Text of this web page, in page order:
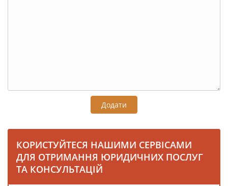
Додати
КОРИСТУЙТЕСЯ НАШИМИ СЕРВІСАМИ
ДЛЯ ОТРИМАННЯ ЮРИДИЧНИХ ПОСЛУГ
ТА КОНСУЛЬТАЦІЙ